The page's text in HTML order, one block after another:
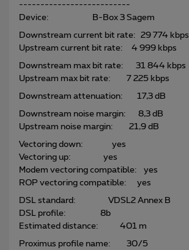
--------------------------
Device: B-Box 3 Sagem
Downstream current bit rate: 29 774 kbps
Upstream current bit rate: 4 999 kbps
Downstream max bit rate: 31 844 kbps
Upstream max bit rate: 7 225 kbps
Downstream attenuation: 17,3 dB
Downstream noise margin: 8,3 dB
Upstream noise margin: 21,9 dB
Vectoring down: yes
Vectoring up: yes
Modem vectoring compatible: yes
ROP vectoring compatible: yes
DSL standard: VDSL2 Annex B
DSL profile: 8b
Estimated distance: 401 m
Proximus profile name: 30/5